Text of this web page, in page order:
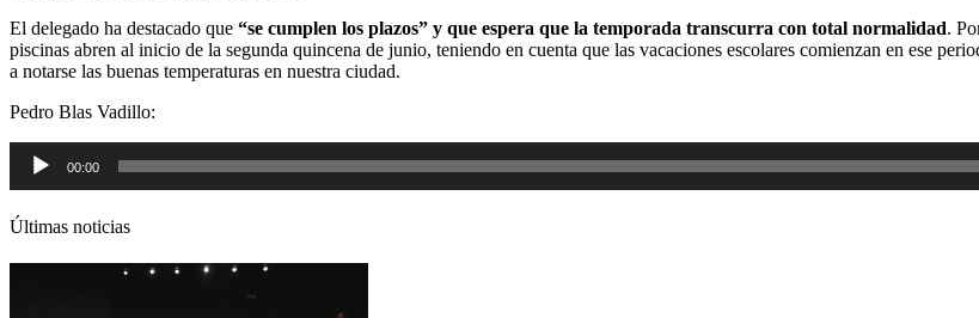
El delegado ha destacado que “se cumplen los plazos” y que espera que la temporada transcurra con total normalidad.
piscinas abren al inicio de la segunda quincena de junio, teniendo en cuenta que las vacaciones escolares comienzan en ese
a notarse las buenas temperaturas en nuestra ciudad.
Pedro Blas Vadillo:
Reproductor
audio
00:00
Últimas noticias